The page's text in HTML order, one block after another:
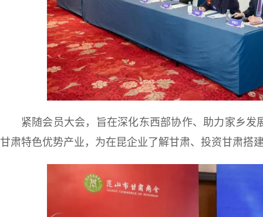
紧随会员大会，旨在深化东西部协作、助力家乡
甘肃特色优势产业，为在昆企业了解甘肃、投资甘肃搭